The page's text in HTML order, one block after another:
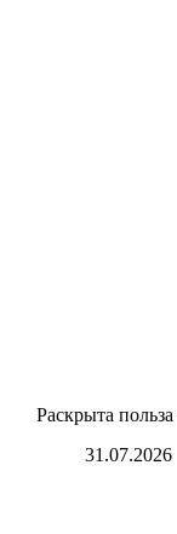
Раскрыта
31.07.2026